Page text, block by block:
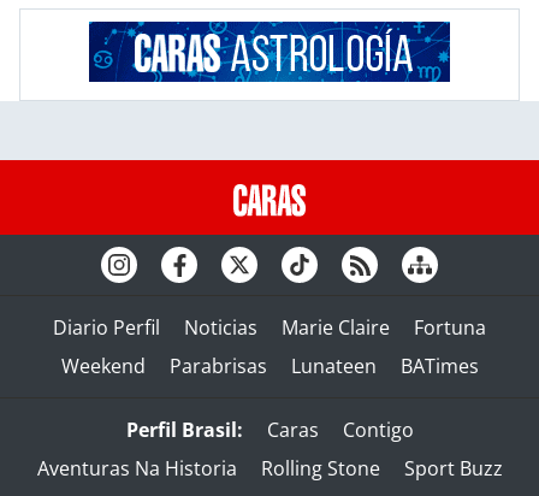
Diario Perfil Noticias Marie Claire
Fortuna
Weekend
Parabrisas Lunateen BATimes
Perfil Brasil: Caras
Contigo
Aventuras Na Historia
Rolling Stone
Sport Buzz